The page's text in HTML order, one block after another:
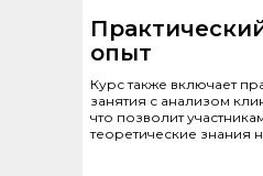
опыт
Курс также включает
занятия с анализом
что позволит
теоретические знания